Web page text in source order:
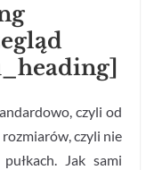
czyli od
rozmiarów, czyli nie
Jak sami